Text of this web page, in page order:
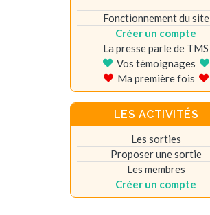
Fonctionnement du site
Créer un compte
La presse parle de TMS
Vos témoignages
Ma première fois
LES ACTIVITÉS
Les sorties
Proposer une sortie
Les membres
Créer un compte